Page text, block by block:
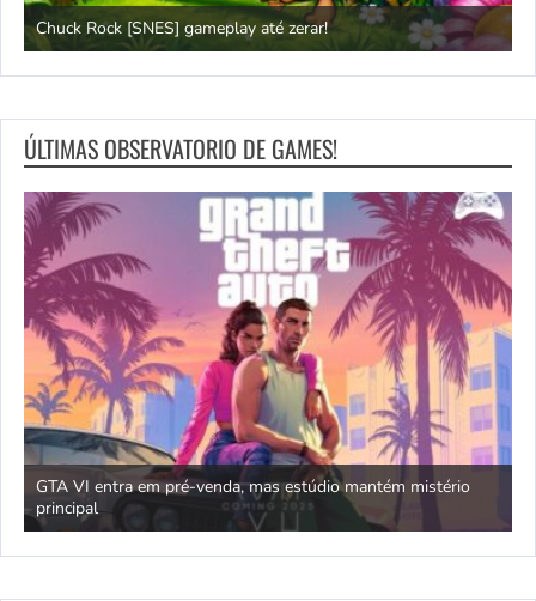
Chuck Rock [SNES] gameplay até zerar!
ÚLTIMAS OBSERVATORIO DE GAMES!
GTA VI entra em pré-venda, mas estúdio mantém mistério
principal